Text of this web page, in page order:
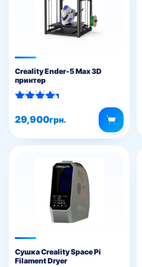
Creality Ender-5 Max 3D
принтер
5.00
29,900грн.
Сушка Creality Space Pi
Filament Dryer